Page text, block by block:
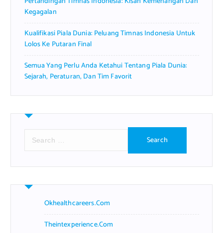
Kegagalan
Kualifikasi Piala Dunia: Peluang Timnas Indonesia Untuk
Lolos Ke Putaran Final
Semua Yang Perlu Anda Ketahui Tentang Piala Dunia:
Sejarah, Peraturan, Dan Tim Favorit
r
h
Okhealthcareers.com
Theintexperience.com